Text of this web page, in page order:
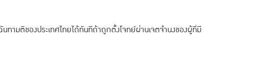
มติของประเทศไทยได้ทันทีถ้าถูกตั้งโจทย์ผ่านเจตจำนงของผู้ที่มี